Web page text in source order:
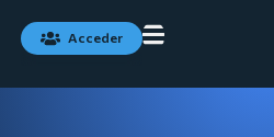
Acceder